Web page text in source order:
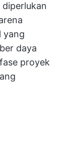
yang
daya
proyek